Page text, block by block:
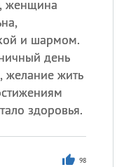
женщина
и шармом.
день
желание жить
здоровья.
98